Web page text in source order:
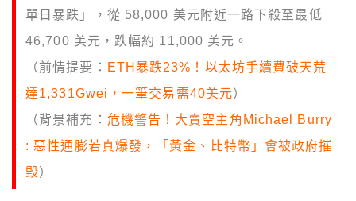
單日暴跌」，從 58,000 美元附近一路下殺至最低
46,700 美元，跌幅約 11,000 美元。
（前情提要： ETH暴跌23%！以太坊手續費破天荒
達1,331Gwei，一筆交易需40美元）
（背景補充 ： 危機警告！大賣空主角Michael Burry
: 惡性通膨若真爆發，「黃金、比特幣」會被政府摧
毀）